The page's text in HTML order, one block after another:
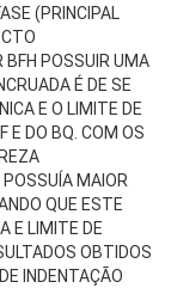
(PRINCIPAL
BFH POSSUIR UMA
É DE SE
E O LIMITE DE
E DO BQ. COM OS
POSSUÍA MAIOR
QUE ESTE
E LIMITE DE
OBTIDOS
INDENTAÇÃO